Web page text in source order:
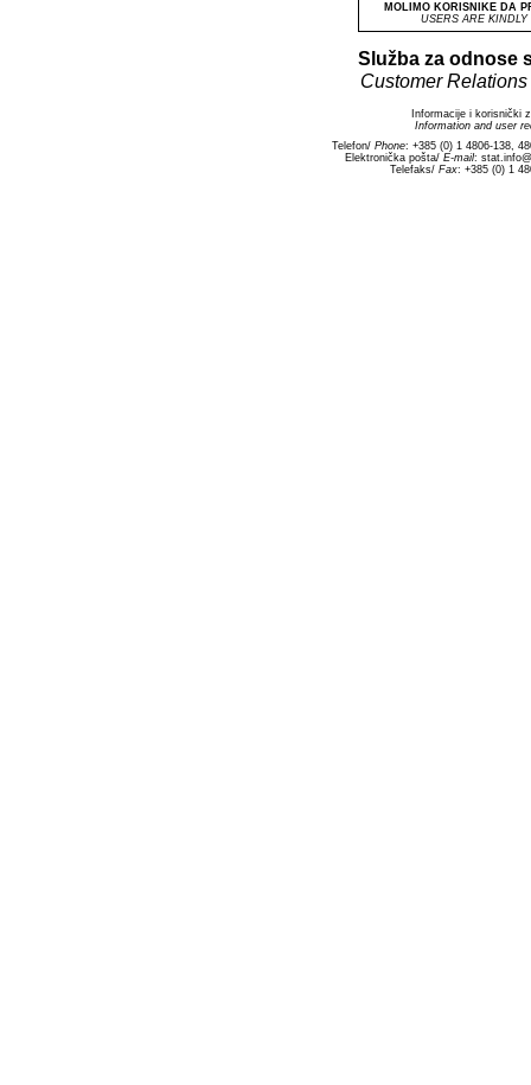
MOLIMO KORISNIKE DA
USERS ARE
Služba za odnose
Customer
Informacije i korisnički
Information and user
Telefon/Phone: +385 (0) 1 4806-138,
Elektronička pošta/E-mail:
Telefaks/Fax: +385 (0) 1